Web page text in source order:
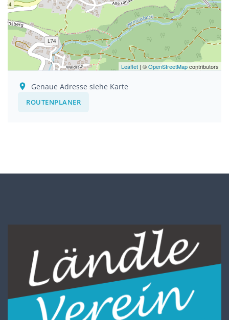
Leaflet | ©OpenStreetMapcontributors
Genaue Adresse siehe Karte
ROUTENPLANER